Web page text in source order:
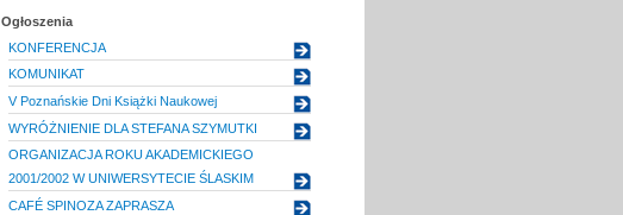
Ogłoszenia
KONFERENCJA
KOMUNIKAT
V Poznańskie Dni Książki Naukowej
WYRÓŻNIENIE DLA STEFANA SZYMUTKI
ORGANIZACJA ROKU AKADEMICKIEGO
2001/2002 W UNIWERSYTECIE ŚLASKIM
CAFÉ SPINOZA ZAPRASZA